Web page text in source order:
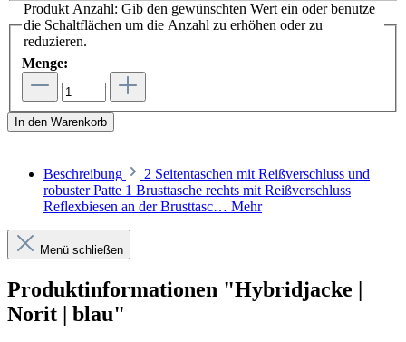
Menge:
Produkt Anzahl: Gib den gewünschten Wert ein oder benutze
die Schaltflächen um die Anzahl zu erhöhen oder zu
reduzieren.
In den Warenkorb
Beschreibung
2 Seitentaschen mit Reißverschluss und
robuster Patte 1 Brusttasche rechts mit Reißverschluss
Reflexbiesen an der Brusttasc… Mehr
Menü schließen
Produktinformationen "Hybridjacke |
Norit | blau"